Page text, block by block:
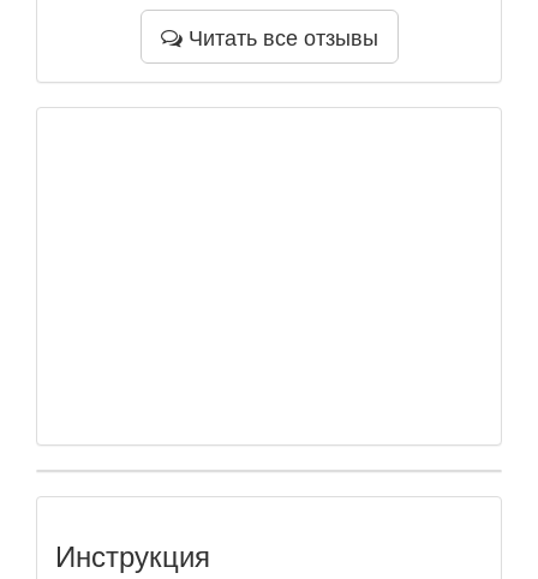
Читать все отзывы
Инструкция